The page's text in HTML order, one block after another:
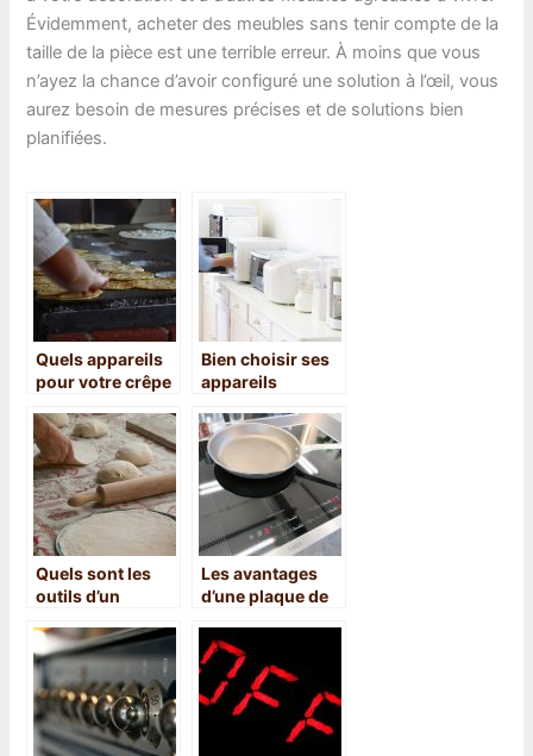
Évidemment, acheter des meubles sans tenir compte de la
taille de la pièce est une terrible erreur. À moins que vous
n’ayez la chance d’avoir configuré une solution à l’œil, vous
aurez besoin de mesures précises et de solutions bien
planifiées.
Quels appareils
pour votre crêpe
Bien choisir ses
appareils
Quels sont les
outils d’un
Les avantages
d’une plaque de
induction